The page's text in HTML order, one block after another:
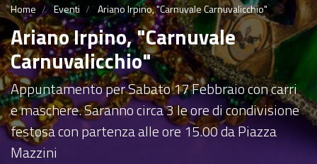
Home Eventi Ariano Irpino, "Carnuvale Carnuvalicchio"
Ariano Irpino, "Carnuvale
Carnuvalicchio"
Appuntamento per Sabato 17 Febbraio con carri
e maschere. Saranno circa 3 le ore di condivisione
festosa con partenza alle ore 15.00 da Piazza
Mazzini